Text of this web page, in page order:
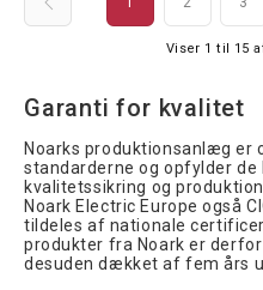
Viser 1 til 15
Garanti for kvalitet
Noarks produktionsanlæg er
standarderne og opfylder
kvalitetssikring og
Noark Electric Europe også
tildeles af nationale
produkter fra Noark er
desuden dækket af fem års